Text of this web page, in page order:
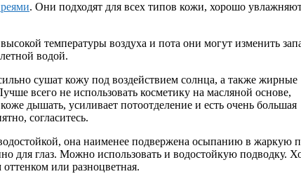
. Они подходят для всех типов кожи, хорошо
температуры воздуха и пота они могут изменить
водой.
сушат кожу под воздействием солнца, а также жирные
всего не использовать косметику на масляной основе,
дышать, усиливает потоотделение и есть очень большая
согласитесь.
она наименее подвержена осыпанию в жаркую
для глаз. Можно использовать и водостойкую подводку.
или разноцветная.